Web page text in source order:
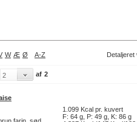
W Æ Ø A-Z Detaljeret
af 2
1.099 Kcal pr. kuvert
F: 64 g, P: 49 g, K: 86 g